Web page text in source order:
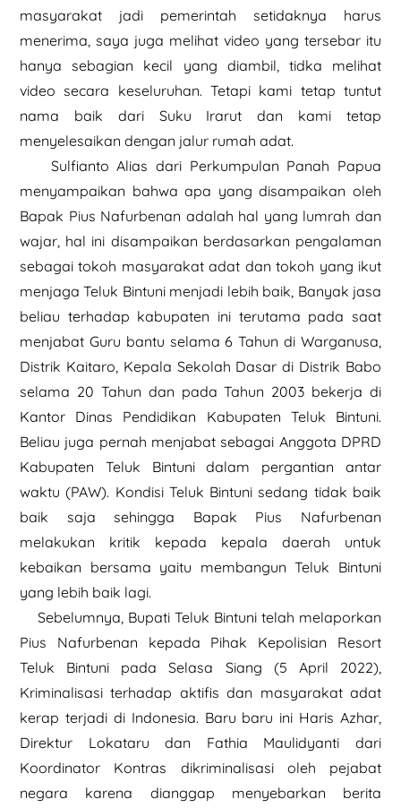
masyarakat jadi pemerintah setidaknya harus
menerima, saya juga melihat video yang tersebar itu
hanya sebagian kecil yang diambil, tidka melihat
video secara keseluruhan. Tetapi kami tetap tuntut
nama baik dari Suku Irarut dan kami tetap
menyelesaikan dengan jalur rumah adat.
Sulfianto Alias dari Perkumpulan Panah Papua
menyampaikan bahwa apa yang disampaikan oleh
Bapak Pius Nafurbenan adalah hal yang lumrah dan
wajar, hal ini disampaikan berdasarkan pengalaman
sebagai tokoh masyarakat adat dan tokoh yang ikut
menjaga Teluk Bintuni menjadi lebih baik, Banyak jasa
beliau terhadap kabupaten ini terutama pada saat
menjabat Guru bantu selama 6 Tahun di Warganusa,
Distrik Kaitaro, Kepala Sekolah Dasar di Distrik Babo
selama 20 Tahun dan pada Tahun 2003 bekerja di
Kantor Dinas Pendidikan Kabupaten Teluk Bintuni.
Beliau juga pernah menjabat sebagai Anggota DPRD
Kabupaten Teluk Bintuni dalam pergantian antar
waktu (PAW). Kondisi Teluk Bintuni sedang tidak baik
baik saja sehingga Bapak Pius Nafurbenan
melakukan kritik kepada kepala daerah untuk
kebaikan bersama yaitu membangun Teluk Bintuni
yang lebih baik lagi.
Sebelumnya, Bupati Teluk Bintuni telah melaporkan
Pius Nafurbenan kepada Pihak Kepolisian Resort
Teluk Bintuni pada Selasa Siang (5 April 2022),
Kriminalisasi terhadap aktifis dan masyarakat adat
kerap terjadi di Indonesia. Baru baru ini Haris Azhar,
Direktur Lokataru dan Fathia Maulidyanti dari
Koordinator Kontras dikriminalisasi oleh pejabat
negara karena dianggap menyebarkan berita